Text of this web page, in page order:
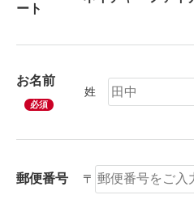
ート
お名前
必須
姓
郵便番号 〒